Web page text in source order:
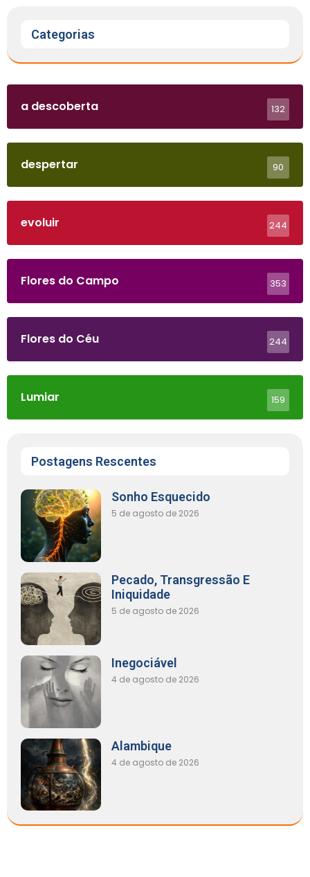
Categorias
a descoberta 132
despertar 90
evoluir 244
Flores do Campo 353
Flores do Céu 244
Lumiar 159
Postagens Rescentes
Sonho Esquecido
5 de agosto de 2026
Pecado, Transgressão E
Iniquidade
5 de agosto de 2026
Inegociável
4 de agosto de 2026
Alambique
4 de agosto de 2026